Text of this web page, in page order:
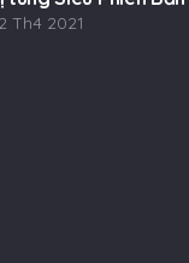
Th4 2021